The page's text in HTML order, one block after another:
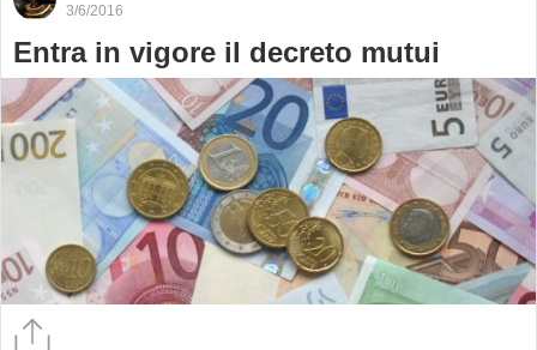
3/6/2016
Entra in vigore il decreto mutui